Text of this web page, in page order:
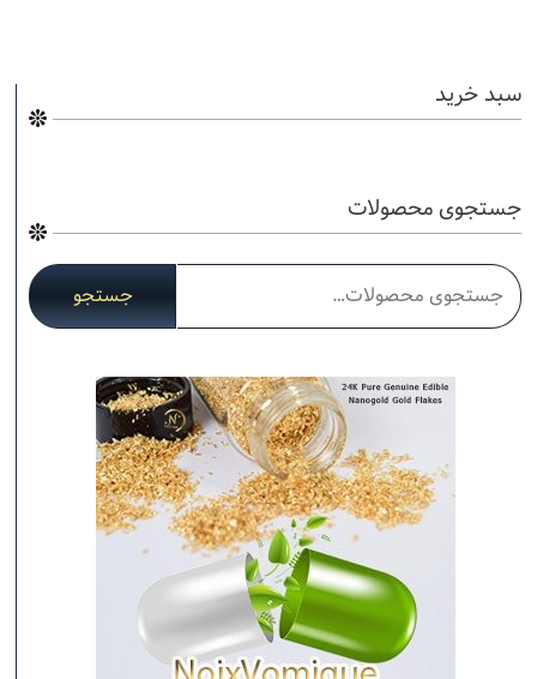
سبد خرید
جستجوی محصولات
جستجو
برای:
جستجو